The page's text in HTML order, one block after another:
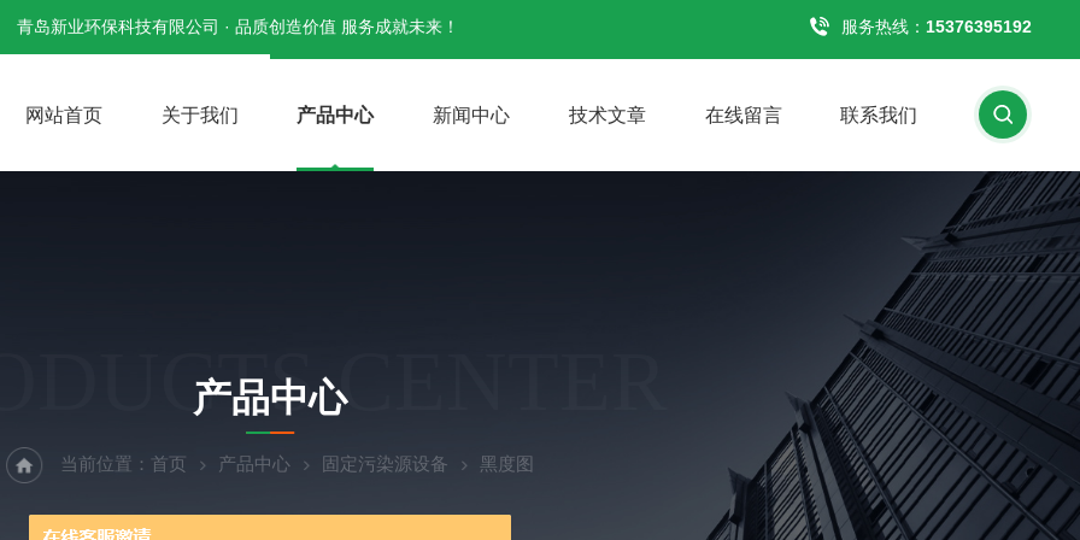
青岛新业环保科技有限公司 · 品质创造价值 服务成就未来！ 服务热线： 15376395192
网站首页 关于我们 产品中心 新闻中心 技术文章 在线留言 联系我们
CENTER
产品中心
当前位置： 首页 产品中心 固定污染源设备 黑度图